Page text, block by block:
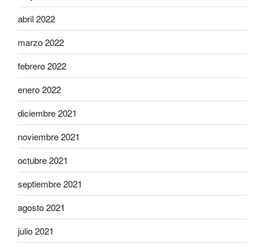
abril 2022
marzo 2022
febrero 2022
enero 2022
diciembre 2021
noviembre 2021
octubre 2021
septiembre 2021
agosto 2021
julio 2021